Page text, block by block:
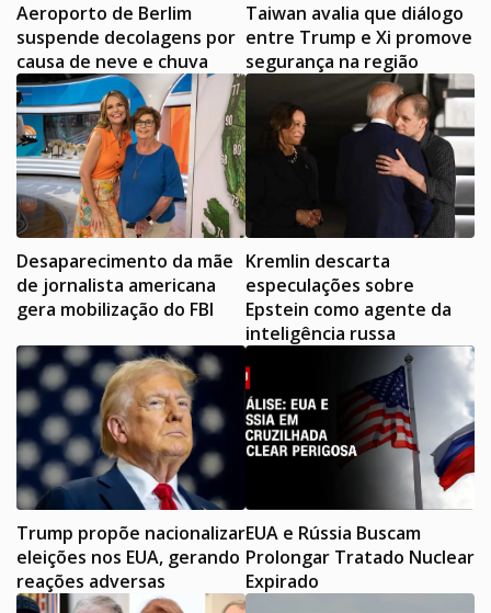
Aeroporto de Berlim
suspende decolagens por
causa de neve e chuva
Taiwan avalia que diálogo
entre Trump e Xi promove
segurança na região
Desaparecimento da mãe
de jornalista americana
gera mobilização do FBI
Kremlin descarta
especulações sobre
Epstein como agente da
inteligência russa
Trump propõe nacionalizar
eleições nos EUA, gerando
reações adversas
EUA e Rússia Buscam
Prolongar Tratado Nuclear
Expirado